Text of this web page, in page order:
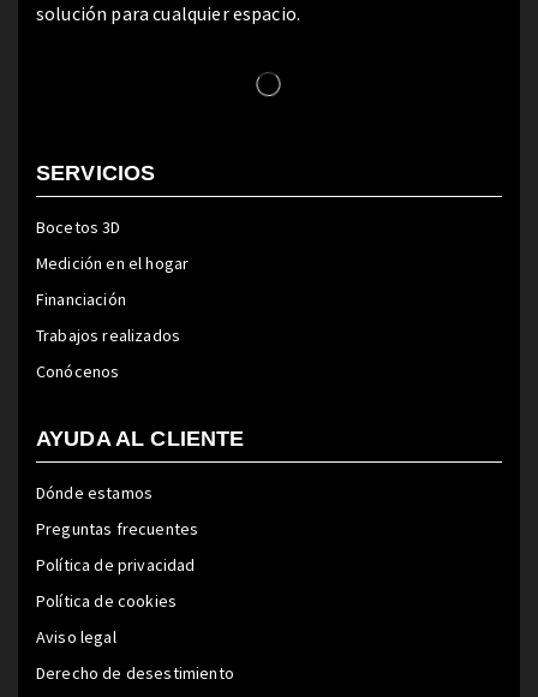
solución para cualquier espacio.
SERVICIOS
Bocetos 3D
Medición en el hogar
Financiación
Trabajos realizados
Conócenos
AYUDA AL CLIENTE
Dónde estamos
Preguntas frecuentes
Política de privacidad
Política de cookies
Aviso legal
Derecho de desestimiento